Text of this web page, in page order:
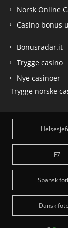
Norsk Online
Casino bonus
Bonusradar.it
Trygge casino
Nye casinoer
Trygge norske
F7
Spansk
Dansk